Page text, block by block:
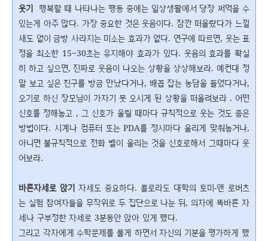
웃기 행복할 때 나타나는 행동 중에는 일상생활에서 당장 써먹을 수
있는게 아주 많다. 가장 중요한 것은 웃음이다. 잠깐 떠올랐다가 느낄
새도 없이 금방 사라지는 미소는 효과가 없다. 연구에 따르면, 웃는 표
정을 최소한 15~30초는 유지해야 효과가 있다. 웃음의 효과를 확실
히 하고 싶으면, 진짜로 웃음이 나오는 상황을 상상해보라. 예컨대 정
말 보고 싶은 친구를 방금 만났다거나, 배꼽 잡는 농담을 들었다거나,
오기로 하신 장모님이 가자기 못 오시게 된 상황을 떠올려보라 . 어떤
신호를 정해놓고 , 그 신호가 울릴 때마다 규칙적으로 웃는 것도 좋은
방법이다. 시계나 컴퓨터 또는 PDA를 정시마다 울리게 맞춰놓거나,
아니면 불규칙적으로 전화 벨이 울리는 것을 신호로해서 그때마다 웃
어보라.
바른자세로 앉기 자세도 중요하다. 콜로라도 대학의 토미-앤 로버츠
는 실험 참여자들을 무작위로 두 집단으로 나눈 뒤, 의자에 똑바른 자
세나 구부정한 자세로 3분동안 앉아 있게 했다.
그리고 각자에게 수학문제를 풀게 하면서 자신의 기분을 평가하게 했